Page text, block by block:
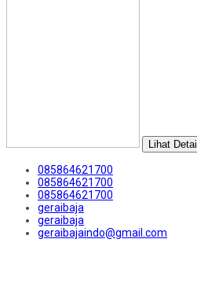
Lihat Detail
085864621700
085864621700
085864621700
geraibaja
geraibaja
geraibajaindo@gmail.com